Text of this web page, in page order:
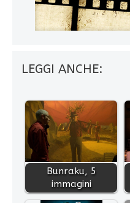
LEGGI ANCHE:
Bunraku, 5
immagini